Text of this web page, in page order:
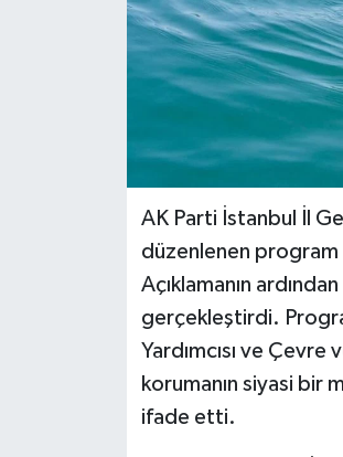
AK Parti İstanbul İl
düzenlenen program
Açıklamanın
gerçekleştirdi.
Yardımcısı ve
korumanın siyasi bir
ifade etti.